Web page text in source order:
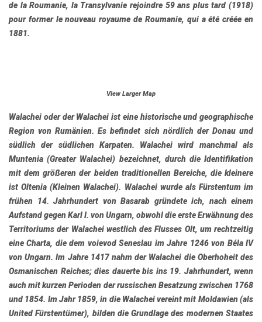
de la Roumanie, la Transylvanie rejoindre 59 ans plus tard (1918)
pour former le nouveau royaume de Roumanie, qui a été créée en
1881.
View Larger Map
Walachei oderder Walachei ist eine historische und geographische
Region von Rumänien. Es befindet sich nördlich der Donau und
südlich der südlichen Karpaten. Walachei wird manchmal als
Muntenia (Greater Walachei) bezeichnet, durch die Identifikation
mit dem größeren der beiden traditionellen Bereiche, die kleinere
istOltenia (Kleinen Walachei). Walachei wurde als Fürstentum im
frühen 14. Jahrhundert von Basarab gründete ich, nach einem
Aufstand gegen Karl I. von Ungarn, obwohl die erste Erwähnung des
Territoriums der Walachei westlich des Flusses Olt, um rechtzeitig
eine Charta, die dem voievod Seneslau im Jahre 1246 von Béla IV
von Ungarn. Im Jahre 1417 nahm der Walachei die Oberhoheit des
Osmanischen Reiches; dies dauerte bis ins 19. Jahrhundert, wenn
auch mit kurzen Perioden der russischen Besatzung zwischen 1768
und 1854. Im Jahr 1859, in die Walachei vereint mit Moldawien (als
United Fürstentümer), bilden die Grundlage des modernen Staates